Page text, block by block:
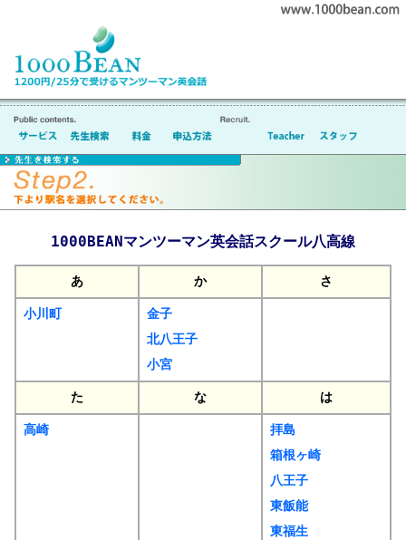
1000BEANマンツーマン英会話スクール八高線
あ か さ
小川町
金子
北八王子
小宮
た な は
高崎
拝島
箱根ヶ崎
八王子
東飯能
東福生